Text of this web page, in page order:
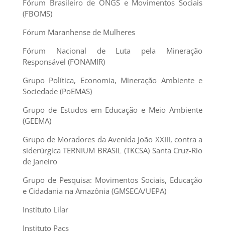
Fórum Brasileiro de ONGS e Movimentos Sociais
(FBOMS)
Fórum Maranhense de Mulheres
Fórum Nacional de Luta pela Mineração
Responsável (FONAMIR)
Grupo Política, Economia, Mineração Ambiente e
Sociedade (PoEMAS)
Grupo de Estudos em Educação e Meio Ambiente
(GEEMA)
Grupo de Moradores da Avenida João XXIII, contra a
siderúrgica TERNIUM BRASIL (TKCSA) Santa Cruz-Rio
de Janeiro
Grupo de Pesquisa: Movimentos Sociais, Educação
e Cidadania na Amazônia (GMSECA/UEPA)
Instituto Lilar
Instituto Pacs